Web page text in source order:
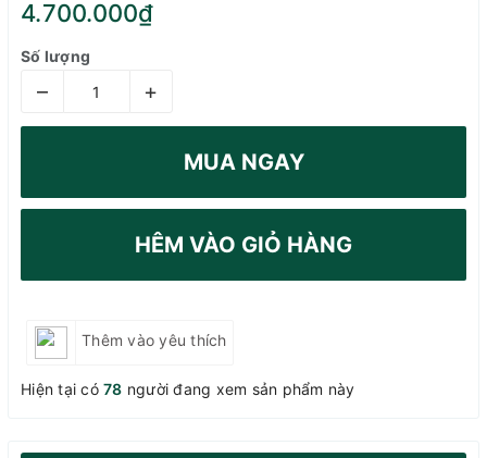
4.700.000₫
Số lượng
– +
MUA NGAY
HÊM VÀO GIỎ HÀNG
Thêm vào yêu thích
Hiện tại có 78 người đang xem sản phẩm này